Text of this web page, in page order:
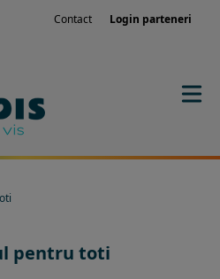
Contact Login parteneri
pentru toti